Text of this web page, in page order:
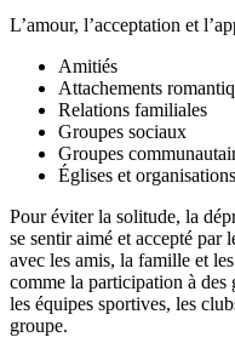
L’amour, l’acceptation et
Amitiés
Attachements
Relations familiales
Groupes sociaux
Groupes
Églises et
Pour éviter la solitude, la
se sentir aimé et accepté par
avec les amis, la famille et
comme la participation à des
les équipes sportives, les
groupe.